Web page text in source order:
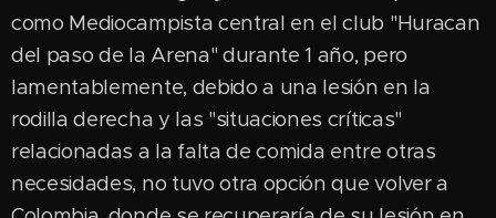
como Mediocampista central en el club "Huracan
del paso de la Arena" durante 1 año, pero
lamentablemente, debido a una lesión en la
rodilla derecha y las "situaciones críticas"
relacionadas a la falta de comida entre otras
necesidades, no tuvo otra opción que volver a